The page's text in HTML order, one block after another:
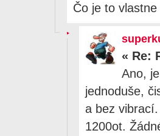
Čo je to
« Re:
Ano,
jednoduše,
a bez
1200ot.